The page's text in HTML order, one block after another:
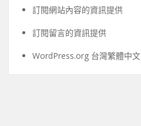
訂閱網站內容的資訊提供
訂閱留言的資訊提供
WordPress.org 台灣繁體中文